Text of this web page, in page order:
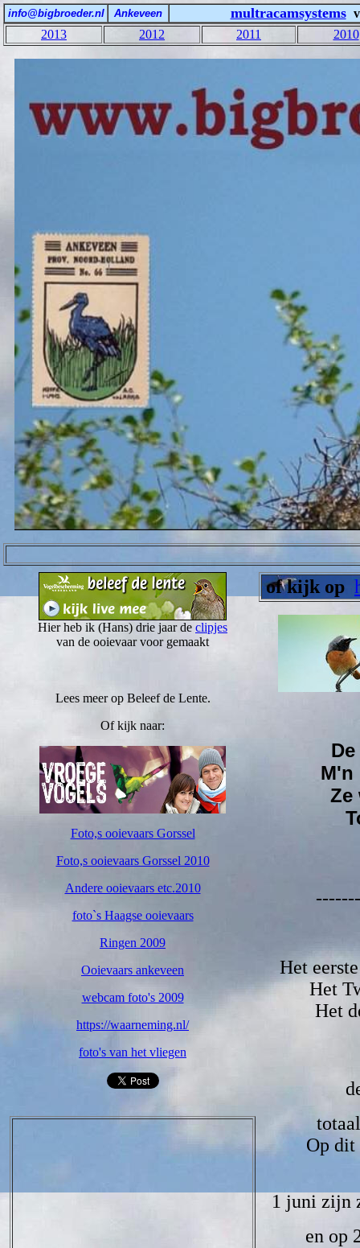
info@bigbroeder.nl Ankeveen multracamsystems
2013
2012 2011 2010
Hier heb ik (Hans) drie jaar de clipjes
van de ooievaar voor gemaakt
Lees meer op Beleef de Lente.
Of kijk naar:
Foto,s ooievaars Gorssel
Foto,s ooievaars Gorssel 2010
Andere ooievaars etc.2010
foto`s Haagse ooievaars
Ringen 2009
Ooievaars ankeveen
webcam foto's 2009
https://waarneming.nl/
foto's van het vliegen
of kijk op
M'n
Ze
Het
Het
Het
Op dit
1 juni zijn
en op